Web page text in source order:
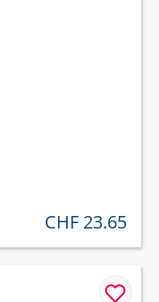
regulärer preis:
CHF 23.65